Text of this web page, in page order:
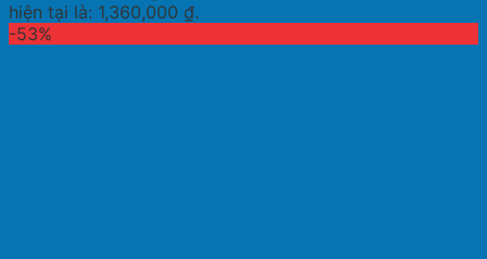
hiện tại là: 1,360,000 ₫.
-53%